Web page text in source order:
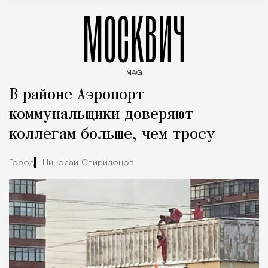
МОСКВИЧ
MAG
В районе Аэропорт
коммунальщики доверяют
коллегам больше, чем тросу
Город Николай Спиридонов